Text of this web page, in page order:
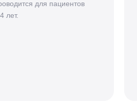
для пациентов
лет.